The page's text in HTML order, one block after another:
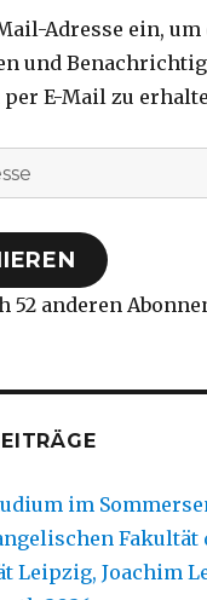
Adresse ein,
und
E-Mail zu
52 anderen
im
Fakultät
Leipzig, Joachim